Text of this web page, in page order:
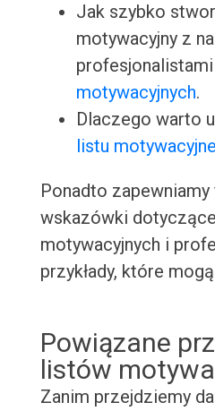
Jak szybko
motywacyjny z
profesjonalistami
motywacyjnych.
Dlaczego warto
listu
Ponadto
wskazówki
motywacyjnych i
przykłady, które
Powiązane
listów
Zanim przejdziemy